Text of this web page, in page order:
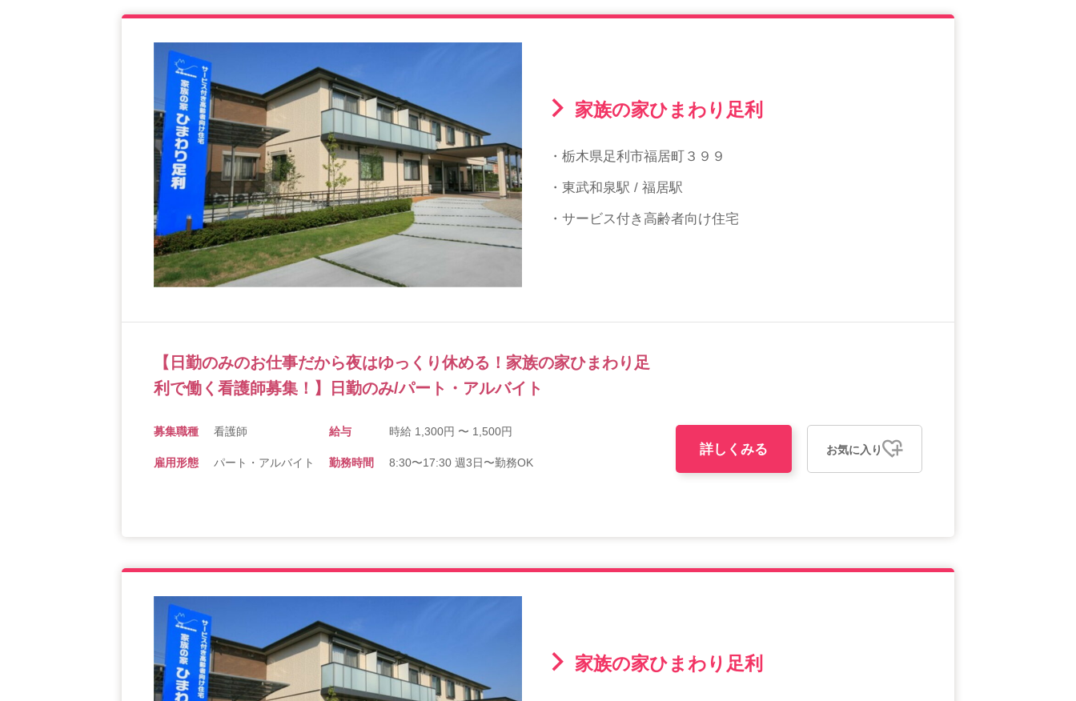
家族の家ひまわり足利
・栃木県足利市福居町３９９
・東武和泉駅 / 福居駅
・サービス付き高齢者向け住宅
【日勤のみのお仕事だから夜はゆっくり休める！家族の家ひまわり足
利で働く看護師募集！】日勤のみ/パート・アルバイト
募集職種 看護師 給与 時給 1,300円 〜 1,500円
雇用形態 パート・アルバイト 勤務時間 8:30〜17:30 週3日〜勤務OK
詳しくみる お気に入り
家族の家ひまわり足利